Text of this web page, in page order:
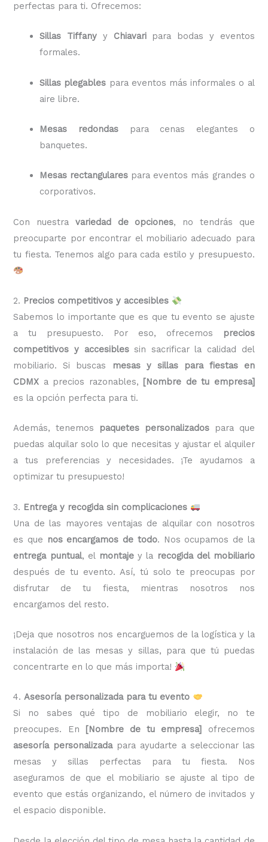
perfectas para ti. Ofrecemos:
Sillas Tiffanyy Chiavaripara bodas y eventos
formales.
Sillas plegables para eventos más informales o al
aire libre.
Mesas redondaspara cenas elegantes o
banquetes.
Mesas rectangulares para eventos más grandes o
corporativos.
Con nuestra variedad de opciones, no tendrás que
preocuparte por encontrar el mobiliario adecuado para
tu fiesta. Tenemos algo para cada estilo y presupuesto.
2. Precios competitivos y accesibles
Sabemos lo importante que es que tu evento se ajuste
a tu presupuesto. Por eso, ofrecemos
precios
competitivos y accesiblessin sacrificar la calidad del
mobiliario. Si buscas
mesas y sillas para fiestas en
CDMX a precios razonables, [Nombre de tu empresa]
es la opción perfecta para ti.
Además, tenemos paquetes personalizadospara que
puedas alquilar solo lo que necesitas y ajustar el alquiler
a tus preferencias y necesidades. ¡Te ayudamos a
optimizar tu presupuesto!
3. Entrega y recogida sin complicaciones
Una de las mayores ventajas de alquilar con nosotros
es que nos encargamos de todo. Nos ocupamos de la
entrega puntual, el montajey la recogida del mobiliario
después de tu evento. Así, tú solo te preocupas por
disfrutar de tu fiesta, mientras nosotros nos
encargamos del resto.
¡Deja que nosotros nos encarguemos de la logística y la
instalación de las mesas y sillas, para que tú puedas
concentrarte en lo que más importa!
4.Asesoría personalizada para tu evento
Si no sabes qué tipo de mobiliario elegir, no te
preocupes. En
[Nombre de tu empresa]
ofrecemos
asesoría personalizadapara ayudarte a seleccionar las
mesas y sillas perfectas para tu fiesta. Nos
aseguramos de que el mobiliario se ajuste al tipo de
evento que estás organizando, el número de invitados y
el espacio disponible.